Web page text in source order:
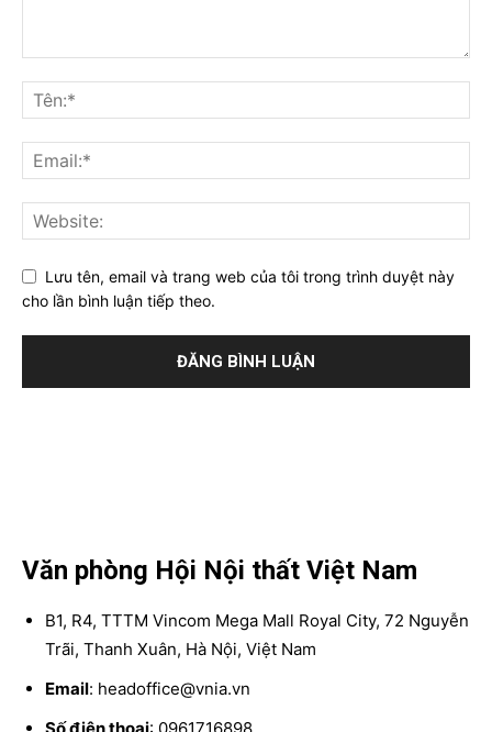
Lưu tên, email và trang web của tôi trong trình duyệt này
cho lần bình luận tiếp theo.
Văn phòng Hội Nội thất Việt Nam
B1, R4, TTTM Vincom Mega Mall Royal City, 72 Nguyễn
Trãi, Thanh Xuân, Hà Nội, Việt Nam
Email: headoffice@vnia.vn